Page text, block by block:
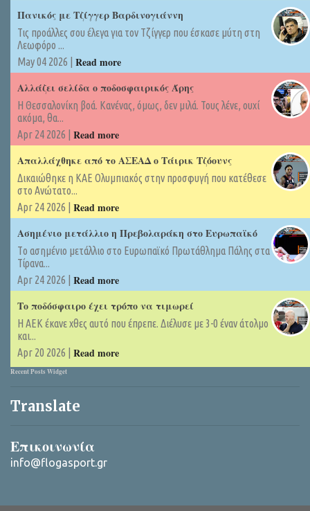
Πανικός με Τζίγγερ Βαρδινογιάννη
Τις προάλλες σου έλεγα για τον Τζίγγερ που έσκασε μύτη στη
Λεωφόρο ...
May 04 2026 | Read more
Αλλάζει σελίδα ο ποδοσφαιρικός Άρης
Η Θεσσαλονίκη βοά. Κανένας, όμως, δεν μιλά. Τους λένε, ουχί
ακόμα, θα...
Apr 24 2026 | Read more
Απαλλάχθηκε από το ΑΣΕΑΔ ο Τάιρικ Τζόουνς
Δικαιώθηκε η ΚΑΕ Ολυμπιακός στην προσφυγή που κατέθεσε
στο Ανώτατο...
Apr 24 2026 | Read more
Ασημένιο μετάλλιο η Πρεβολαράκη στο Ευρωπαϊκό
Tο ασημένιο μετάλλιο στο Ευρωπαϊκό Πρωτάθλημα Πάλης στα
Τίρανα...
Apr 24 2026 | Read more
Το ποδόσφαιρο έχει τρόπο να τιμωρεί
Η ΑΕΚ έκανε χθες αυτό που έπρεπε. Διέλυσε με 3-0 έναν άτολμο
και...
Apr 20 2026 | Read more
Recent Posts Widget
Translate
Επικοινωνία
info@flogasport.gr